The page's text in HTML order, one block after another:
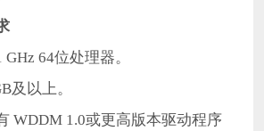
64位处理器。
以上。
1.0或更高版本驱动程序